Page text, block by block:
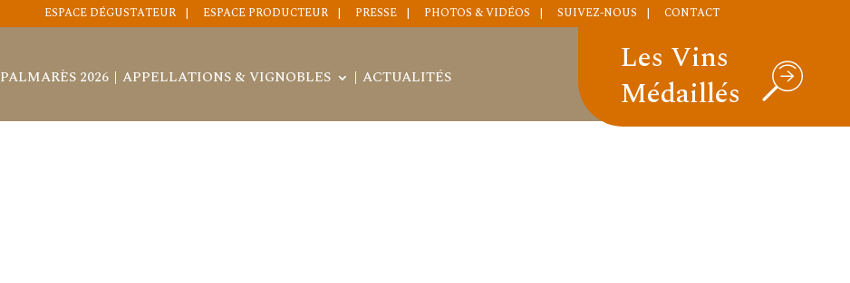
ESPACE DÉGUSTATEUR ESPACE PRODUCTEUR PRESSE PHOTOS & VIDÉOS SUIVEZ-NOUS CONTACT
PALMARÈS 2026 APPELLATIONS & VIGNOBLES ACTUALITÉS
Les Vins
Médaillés